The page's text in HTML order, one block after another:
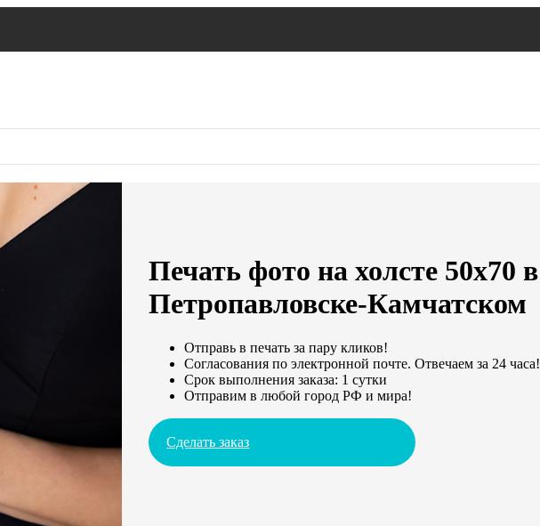
Печать фото на холсте 50х70 в
Петропавловске-Камчатском
Отправь в печать за пару кликов!
Согласования по электронной почте. Отвечаем за 24 часа!
Срок выполнения заказа: 1 сутки
Отправим в любой город РФ и мира!
Сделать заказ